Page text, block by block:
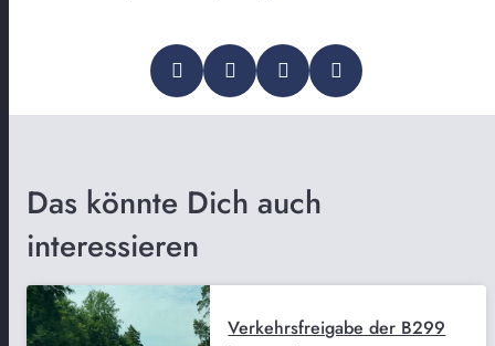
Das könnte Dich auch
interessieren
Verkehrsfreigabe der B299